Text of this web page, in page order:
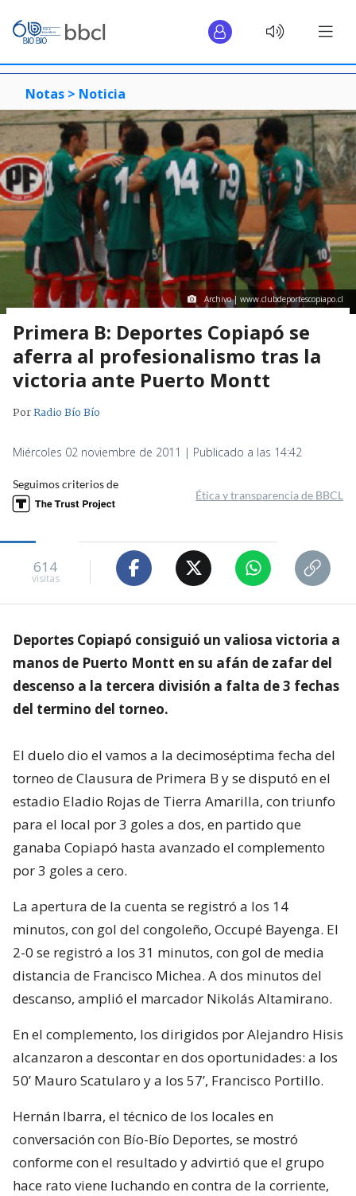
Notas > Noticia
Archivo | www.clubdeportescopiapo.cl
Primera B: Deportes Copiapó se
aferra al profesionalismo tras la
victoria ante Puerto Montt
PorRadio Bío Bío
Miércoles 02 noviembre de 2011 | Publicado a las 14:42
Seguimos criterios de
Ética y transparencia de BBCL
614
visitas
Deportes Copiapó consiguió un valiosa victoria a
manos de Puerto Montt en su afán de zafar del
descenso a la tercera división a falta de 3 fechas
del termino del torneo.
El duelo dio el vamos a la decimoséptima fecha del
torneo de Clausura de Primera B y se disputó en el
estadio Eladio Rojas de Tierra Amarilla, con triunfo
para el local por 3 goles a dos, en partido que
ganaba Copiapó hasta avanzado el complemento
por 3 goles a cero.
La apertura de la cuenta se registró a los 14
minutos, con gol del congoleño, Occupé Bayenga. El
2-0 se registró a los 31 minutos, con gol de media
distancia de Francisco Michea. A dos minutos del
descanso, amplió el marcador Nikolás Altamirano.
En el complemento, los dirigidos por Alejandro Hisis
alcanzaron a descontar en dos oportunidades: a los
50’ Mauro Scatularo y a los 57’, Francisco Portillo.
Hernán Ibarra, el técnico de los locales en
conversación con Bío-Bío Deportes, se mostró
conforme con el resultado y advirtió que el grupo
hace rato viene luchando en contra de la corriente,